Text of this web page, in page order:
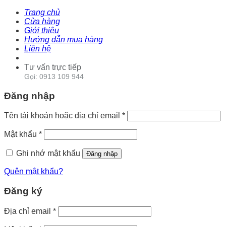
Trang chủ
Cửa hàng
Giới thiệu
Hướng dẫn mua hàng
Liên hệ
Tư vấn trực tiếp
Gọi: 0913 109 944
Đăng nhập
Tên tài khoản hoặc địa chỉ email *
Mật khẩu *
Ghi nhớ mật khẩu Đăng nhập
Quên mật khẩu?
Đăng ký
Địa chỉ email *